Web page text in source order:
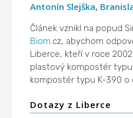
Antonín Slejška,
Článek vznikl na popud
Biom.cz, abychom
Liberce, kteří v roce
plastový kompostér
kompostér typu K-390 o
Dotazy z Liberce